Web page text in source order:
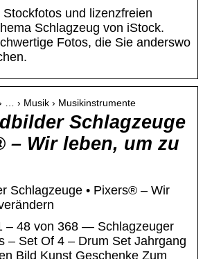
und lizenzfreien
Schlagzeug von iStock.
Fotos, die Sie anderswo
… › Musik › Musikinstrumente
Schlagzeuge
– Wir leben, um zu
Schlagzeuge • Pixers® – Wir
– 48 von 368 — Schlagzeuger
– Set Of 4 – Drum Set Jahrgang
Bild Kunst Geschenke Zum